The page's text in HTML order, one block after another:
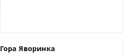
Гора Яворинка